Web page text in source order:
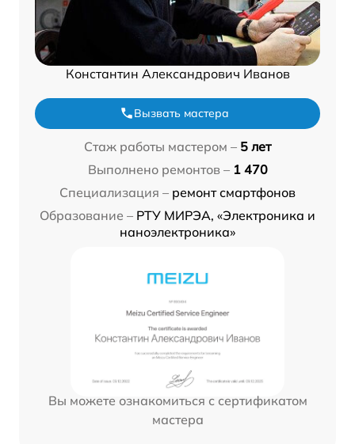
Константин Александрович Иванов
Вызвать мастера
Стаж работы мастером – 5 лет
Выполнено ремонтов – 1 470
Специализация – ремонт смартфонов
Образование – РТУ МИРЭА, «Электроника и
наноэлектроника»
Вы можете ознакомиться с сертификатом
мастера